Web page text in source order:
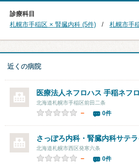
診療科目
札幌市手稲区 × 腎臓内科 (5件)
札幌市手
近くの病院
医療法人ネフロハス 手稲ネフ
北海道札幌市手稲区前田二条
－ 0件
さっぽろ内科・腎臓内科サテ
北海道札幌市西区発寒六条
－ 0件